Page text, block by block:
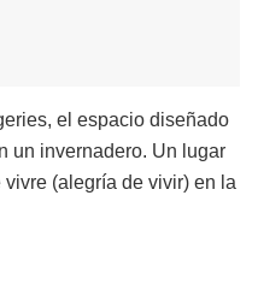
el espacio diseñado
un invernadero. Un lugar
(alegría de vivir) en la